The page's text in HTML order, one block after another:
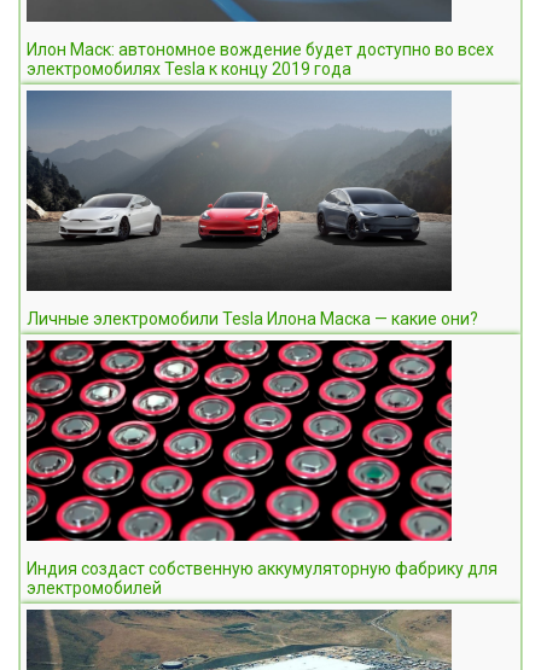
Илон Маск: автономное вождение будет доступно во всех
электромобилях Tesla к концу 2019 года
Личные электромобили Tesla Илона Маска — какие они?
Индия создаст собственную аккумуляторную фабрику для
электромобилей